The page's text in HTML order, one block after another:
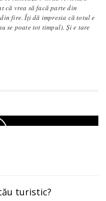
că vrea să facă parte din
fire. Îți dă impresia că totul e
se poate tot timpul). Și e tare
turistic?